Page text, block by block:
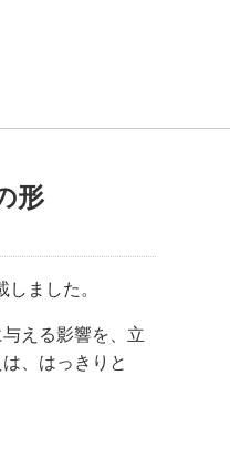
形
ました。
える影響を、立
、はっきりと